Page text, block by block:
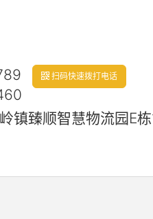
扫码快速拨打电话
镇臻顺智慧物流园E